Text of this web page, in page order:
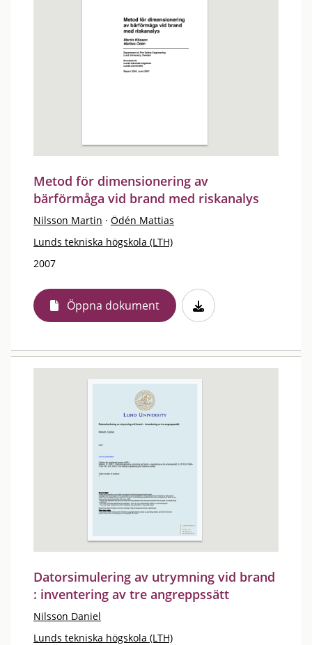
Metod för dimensionering av
bärförmåga vid brand med riskanalys
Nilsson Martin · Ödén Mattias
Lunds tekniska högskola (LTH)
2007
Öppna dokument
Datorsimulering av utrymning vid brand
: inventering av tre angreppssätt
Nilsson Daniel
Lunds tekniska högskola (LTH)